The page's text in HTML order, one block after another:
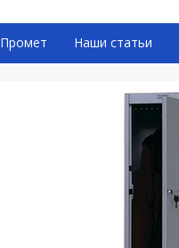
Промет Наши статьи